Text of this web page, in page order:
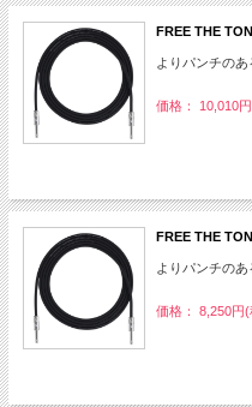
FREE THE
よりパンチの
価格： 10,010
FREE THE
よりパンチの
価格： 8,250円(